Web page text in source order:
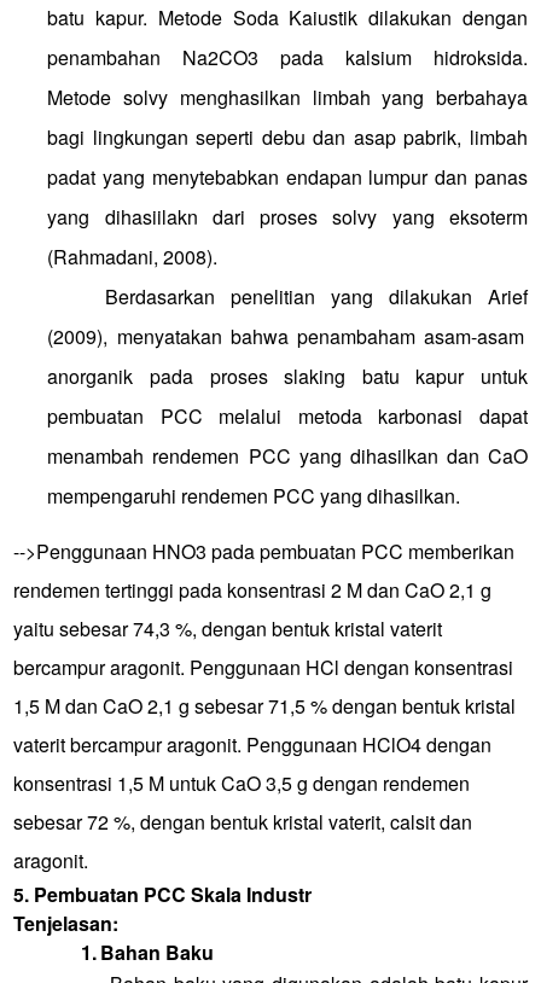
batu kapur. Metode Soda Kaiustik dilakukan dengan
penambahan Na2CO3 pada kalsium hidroksida.
Metode solvy menghasilkan limbah yang berbahaya
bagi lingkungan seperti debu dan asap pabrik, limbah
padat yang menytebabkan endapan lumpur dan panas
yang dihasiilakn dari proses solvy yang eksoterm
(Rahmadani, 2008).
Berdasarkan penelitian yang dilakukan Arief
(2009), menyatakan bahwa penambaham asam-asam
anorganik pada proses slaking batu kapur untuk
pembuatan PCC melalui metoda karbonasi dapat
menambah rendemen PCC yang dihasilkan dan CaO
mempengaruhi rendemen PCC yang dihasilkan.
-->Penggunaan HNO3 pada pembuatan PCC memberikan
rendemen tertinggi pada konsentrasi 2 M dan CaO 2,1 g
yaitu sebesar 74,3 %, dengan bentuk kristal vaterit
bercampur aragonit. Penggunaan HCl dengan konsentrasi
1,5 M dan CaO 2,1 g sebesar 71,5 % dengan bentuk kristal
vaterit bercampur aragonit. Penggunaan HClO4 dengan
konsentrasi 1,5 M untuk CaO 3,5 g dengan rendemen
sebesar 72 %, dengan bentuk kristal vaterit, calsit dan
aragonit.
5. Pembuatan PCC Skala Industr
Tenjelasan:
1.Bahan Baku